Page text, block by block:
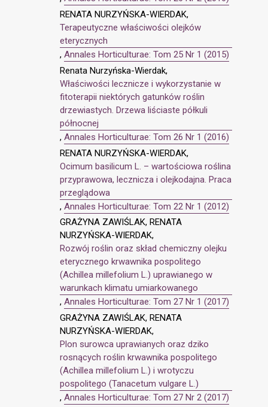
RENATA NURZYŃSKA-WIERDAK,
Terapeutyczne właściwości olejków
eterycznych
, Annales Horticulturae: Tom 25 Nr 1 (2015)
Renata Nurzyńska-Wierdak,
Właściwości lecznicze i wykorzystanie w
fitoterapii niektórych gatunków roślin
drzewiastych. Drzewa liściaste półkuli
północnej
, Annales Horticulturae: Tom 26 Nr 1 (2016)
RENATA NURZYŃSKA-WIERDAK,
Ocimum basilicum L. – wartościowa roślina
przyprawowa, lecznicza i olejkodajna. Praca
przeglądowa
, Annales Horticulturae: Tom 22 Nr 1 (2012)
GRAŻYNA ZAWIŚLAK, RENATA
NURZYŃSKA-WIERDAK,
Rozwój roślin oraz skład chemiczny olejku
eterycznego krwawnika pospolitego
(Achillea millefolium L.) uprawianego w
warunkach klimatu umiarkowanego
, Annales Horticulturae: Tom 27 Nr 1 (2017)
GRAŻYNA ZAWIŚLAK, RENATA
NURZYŃSKA-WIERDAK,
Plon surowca uprawianych oraz dziko
rosnących roślin krwawnika pospolitego
(Achillea millefolium L.) i wrotyczu
pospolitego (Tanacetum vulgare L.)
, Annales Horticulturae: Tom 27 Nr 2 (2017)